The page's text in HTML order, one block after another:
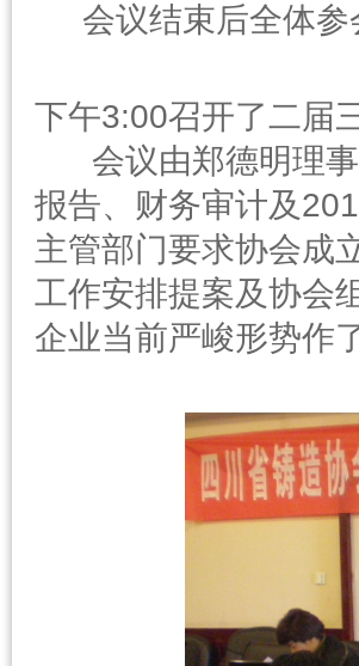
会议结束后全体参
下午3:00召开了二届
会议由郑德明理事
报告、财务审计及
主管部门要求协会成
工作安排提案及协会
企业当前严峻形势作